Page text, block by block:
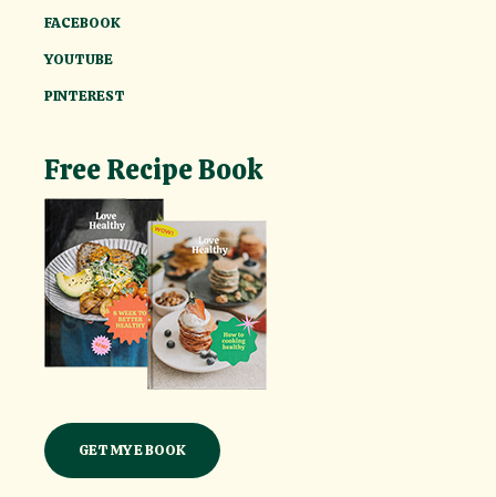
FACEBOOK
YOUTUBE
PINTEREST
Free Recipe Book
GET MY E BOOK